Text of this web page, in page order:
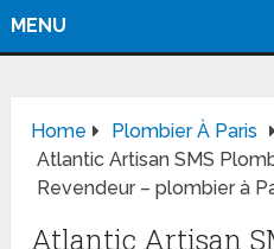
MENU
Home
Plombier À Paris
Atlantic Artisan SMS
Revendeur – plombier à
Atlantic Artisan